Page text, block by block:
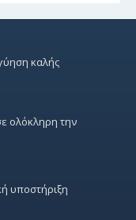
καλής
ολόκληρη την
υποστήριξη